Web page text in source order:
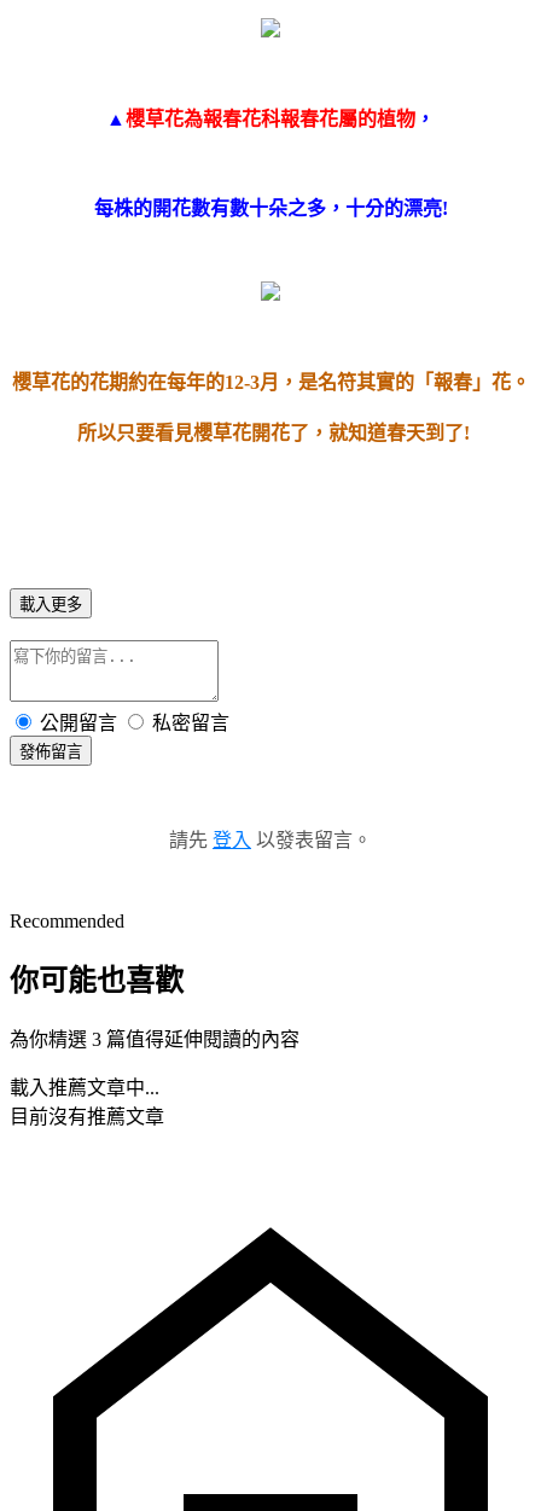
▲ 櫻草花為報春花科報春花屬的植物 ，
每株的開花數有數十朵之多，十分的漂亮!
櫻草花的花期約在每年的12-3月，是名符其實的「報春」花。
所以只要看見櫻草花開花了，就知道春天到了!
載入更多
公開留言 私密留言
發佈留言
請先 登入 以發表留言。
Recommended
你可能也喜歡
為你精選 3 篇值得延伸閱讀的內容
載入推薦文章中...
目前沒有推薦文章